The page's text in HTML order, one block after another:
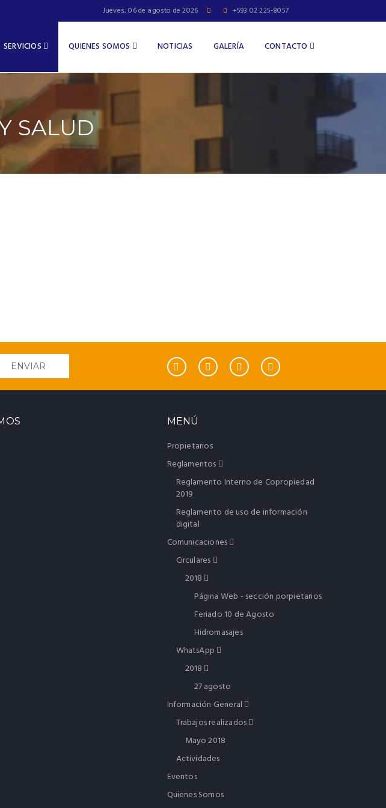
Jueves, 06 de agosto de 2026 +593 02 225-8057
SERVICIOS QUIENES SOMOS NOTICIAS GALERÍA CONTACTO
SALUD
ENVIAR
MENÚ
Propietarios
Reglamentos
Reglamento Interno de Copropiedad
2019
Reglamento de uso de información
digital
Comunicaciones
Circulares
2018
Página Web - sección porpietarios
Feriado 10 de Agosto
Hidromasajes
WhatsApp
2018
27 agosto
Información General
Trabajos realizados
Mayo 2018
Actividades
Eventos
Quienes Somos